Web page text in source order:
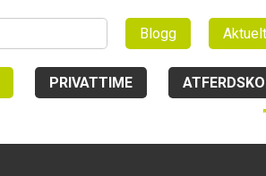
Blogg Aktuelt
PRIVATTIME